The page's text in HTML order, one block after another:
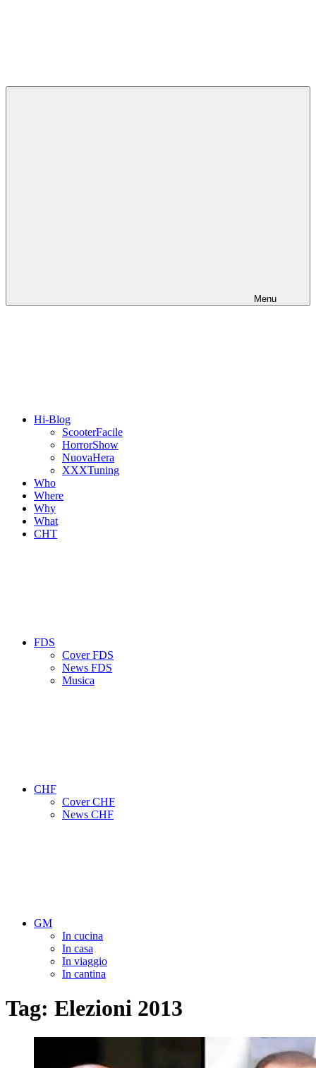
Menu
Hi-Blog
ScooterFacile
HorrorShow
NuovaHera
XXXTuning
Who
Where
Why
What
CHT
FDS
Cover FDS
News FDS
Musica
CHF
Cover CHF
News CHF
GM
In cucina
In casa
In viaggio
In cantina
Tag: Elezioni 2013